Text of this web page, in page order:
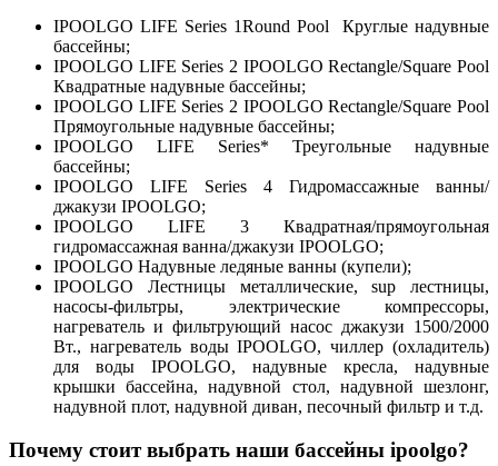
IPOOLGO LIFE Series 1Round Pool Круглые надувные
бассейны;
IPOOLGO LIFE Series 2 IPOOLGO Rectangle/Square Pool
Квадратные надувные бассейны;
IPOOLGO LIFE Series 2 IPOOLGO Rectangle/Square Pool
Прямоугольные надувные бассейны;
IPOOLGO LIFE Series* Треугольные надувные
бассейны;
IPOOLGO LIFE Series 4 Гидромассажные ванны/
джакузи IPOOLGO;
IPOOLGO LIFE 3 Квадратная/прямоугольная
гидромассажная ванна/джакузи IPOOLGO;
IPOOLGO Надувные ледяные ванны (купели);
IPOOLGO Лестницы металлические, sup лестницы,
насосы-фильтры, электрические компрессоры,
нагреватель и фильтрующий насос джакузи 1500/2000
Вт., нагреватель воды IPOOLGO, чиллер (охладитель)
для воды IPOOLGO, надувные кресла, надувные
крышки бассейна, надувной стол, надувной шезлонг,
надувной плот, надувной диван, песочный фильтр и т.д.
Почему стоит выбрать наши бассейны ipoolgo?